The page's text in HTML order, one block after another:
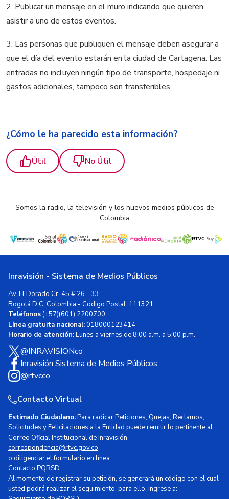
2. Publicar un mensaje en el muro indicando que quieren
asistir a uno de estos eventos.
3. Las personas que publiquen el mensaje deben asegurar a
que el día del evento estarán en la ciudad de Cartagena. Las
entradas no incluyen ningún tipo de transporte, hospedaje ni
gastos adicionales, tampoco son transferibles.
¿Cómo le ha parecido esta información?
Útil No Útil
Somos la radio, la televisión y los nuevos medios públicos de
Colombia
Inravisión - Sistema de Medios Públicos
Av. El Dorado Cr. 45 # 26 - 33
Bogotá D.C, Colombia - Código Postal: 111321
Teléfonos(+57)(601) 2200700
Línea gratuita nacional:018000123414
Horario de atención:Lunes a viernes de 8:00 a.m. a 5:00 p.m.
@INRAVISIONco
Inravisión Sistema de Medios Públicos
@rtvcco
Contacto Virtual
Estimado Ciudadano:Para radicar Peticiones, Quejas, Reclamos,
Solicitudes y Felicitaciones a la Entidad puede remitir lo pertinente al
Correo Oficial Institucional de Inravisión
correspondencia@rtvc.gov.co
o diligenciar el formulario en línea:
Contacto PQRSD
Al momento de registrar su petición, se generará un código con el cual
usted podrá realizar el seguimiento, para ello, ingrese a: